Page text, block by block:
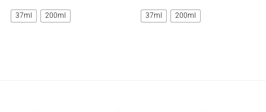
tuotteella
on
37ml 200ml
tuotteella
on
37ml 200ml